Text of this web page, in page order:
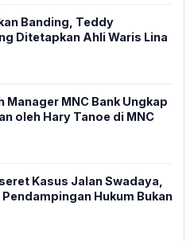
Banding, Teddy
Ditetapkan Ahli Waris Lina
Manager MNC Bank Ungkap
oleh Hary Tanoe di MNC
Kasus Jalan Swadaya,
Hukum Bukan